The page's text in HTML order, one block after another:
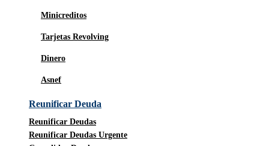
Minicreditos
Tarjetas Revolving
Dinero
Asnef
Reunificar Deuda
Reunificar Deudas
Reunificar Deudas Urgente